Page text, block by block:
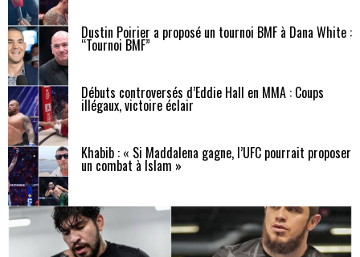
Dustin Poirier a proposé un tournoi BMF à Dana White :
“Tournoi BMF”
Débuts controversés d’Eddie Hall en MMA : Coups
illégaux, victoire éclair
Khabib : « Si Maddalena gagne, l’UFC pourrait proposer
un combat à Islam »